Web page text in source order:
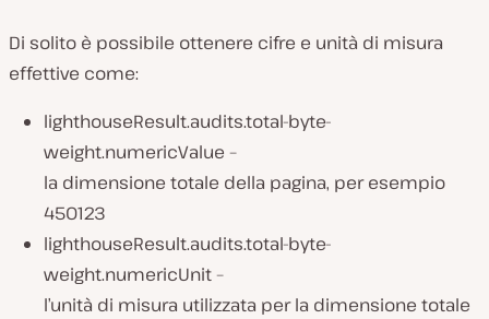
Di solito è possibile ottenere cifre e unità di misura
effettive come:
lighthouseResult.audits.total-byte-
weight.numericValue –
la dimensione totale della pagina, per esempio
450123
lighthouseResult.audits.total-byte-
weight.numericUnit –
l’unità di misura utilizzata per la dimensione totale